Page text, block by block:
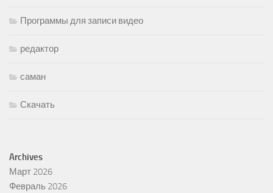
Программы для записи видео
редактор
саман
Скачать
Archives
Март 2026
Февраль 2026